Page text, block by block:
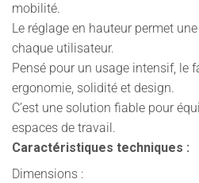
mobilité.
Le réglage en hauteur permet
chaque utilisateur.
Pensé pour un usage intensif, le
ergonomie, solidité et design.
C’est une solution fiable pour
espaces de travail.
Caractéristiques techniques :
Dimensions :